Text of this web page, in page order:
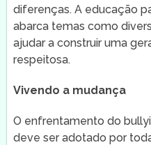
diferenças. A educação
abarca temas como
ajudar a construir uma
respeitosa.
Vivendo a mudança
O enfrentamento do
deve ser adotado por